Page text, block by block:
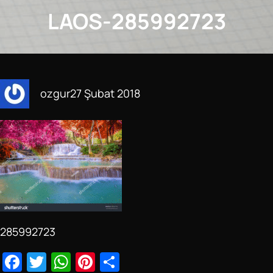
LAOS-285992723
ozgur27 Şubat 2018
285992723
F T W Pi